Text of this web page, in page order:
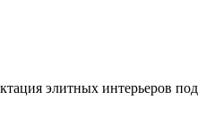
элитных интерьеров под